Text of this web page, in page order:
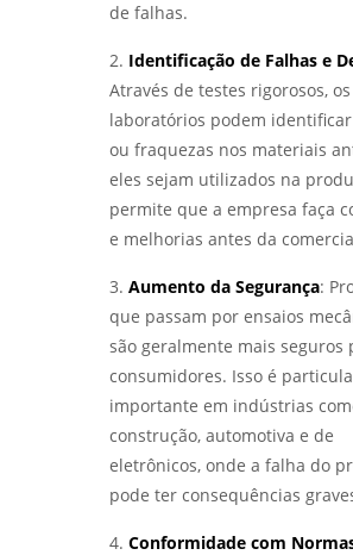
de falhas.
2. Identificação de Falhas e
Através de testes rigorosos, os
laboratórios podem
ou fraquezas nos materiais
eles sejam utilizados na
permite que a empresa faça
e melhorias antes da
3. Aumento da Segurança:
que passam por ensaios
são geralmente mais seguros
consumidores. Isso é
importante em indústrias
construção, automotiva e de
eletrônicos, onde a falha do
pode ter consequências
4. Conformidade com